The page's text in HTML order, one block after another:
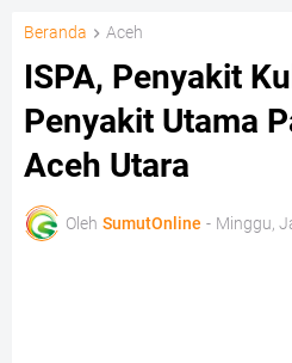
Beranda Aceh
ISPA, Penyakit
Penyakit Utama
Aceh Utara
Oleh SumutOnline - Minggu,